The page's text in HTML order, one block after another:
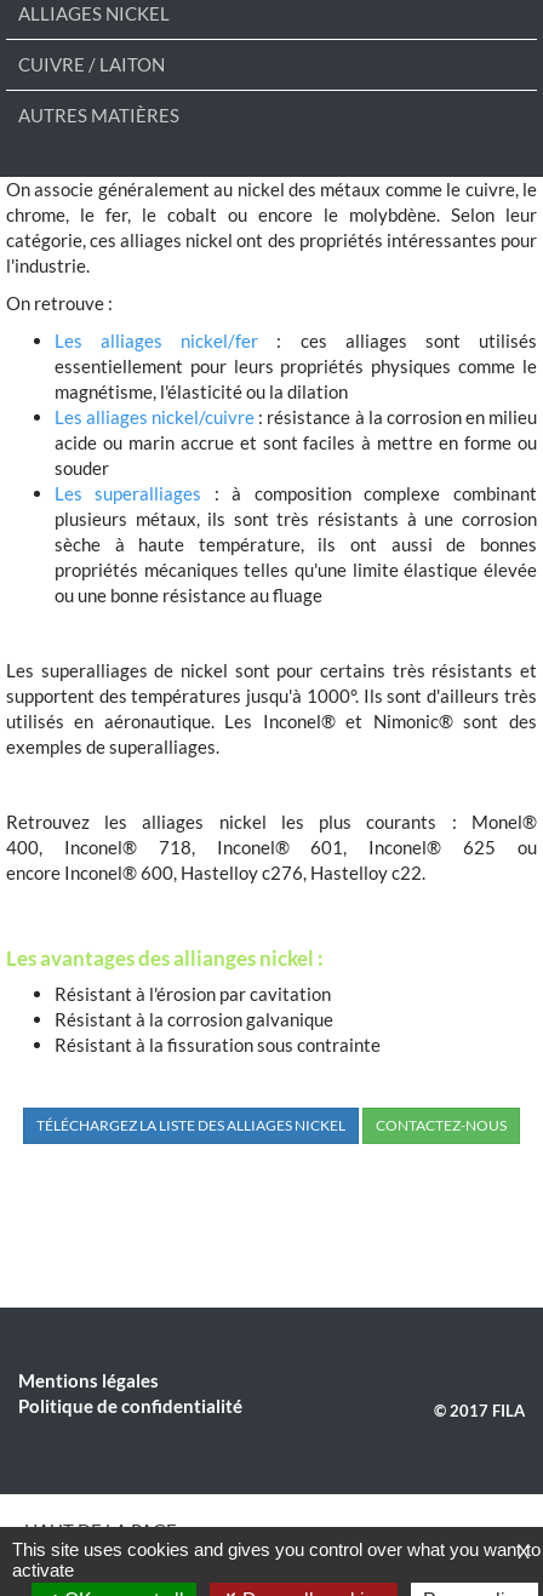
ALLIAGES NICKEL
CUIVRE / LAITON
AUTRES MATIÈRES
On associe généralement au nickel des métaux comme le cuivre, le
chrome, le fer, le cobalt ou encore le molybdène. Selon leur
catégorie, ces alliages nickel ont des propriétés intéressantes pour
l'industrie.
On retrouve :
Les alliages nickel/fer : ces alliages sont utilisés
essentiellement pour leurs propriétés physiques comme le
magnétisme, l'élasticité ou la dilation
Les alliages nickel/cuivre : résistance à la corrosion en milieu
acide ou marin accrue et sont faciles à mettre en forme ou
souder
Les superalliages : à composition complexe combinant
plusieurs métaux, ils sont très résistants à une corrosion
sèche à haute température, ils ont aussi de bonnes
propriétés mécaniques telles qu'une limite élastique élevée
ou une bonne résistance au fluage
Les superalliages de nickel sont pour certains très résistants et
supportent des températures jusqu'à 1000°. Ils sont d'ailleurs très
utilisés en aéronautique. Les Inconel® et Nimonic® sont des
exemples de superalliages.
Retrouvez les alliages nickel les plus courants : Monel®
400, Inconel® 718, Inconel® 601, Inconel® 625 ou
encore Inconel® 600, Hastelloy c276, Hastelloy c22.
Les avantages des allianges nickel :
Résistant à l'érosion par cavitation
Résistant à la corrosion galvanique
Résistant à la fissuration sous contrainte
TÉLÉCHARGEZ LA LISTE DES ALLIAGES NICKEL CONTACTEZ-NOUS
Mentions légales
Politique de confidentialité
© 2017 FILA
HAUT DE LA PAGE
X
This site uses cookies and gives you control over what you want to
activate